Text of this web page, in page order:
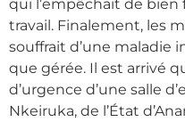
qui l’empêchait de
travail. Finalement, les
souffrait d’une maladie
que gérée. Il est arrivé
d’urgence d’une salle
Nkeiruka, de l’État